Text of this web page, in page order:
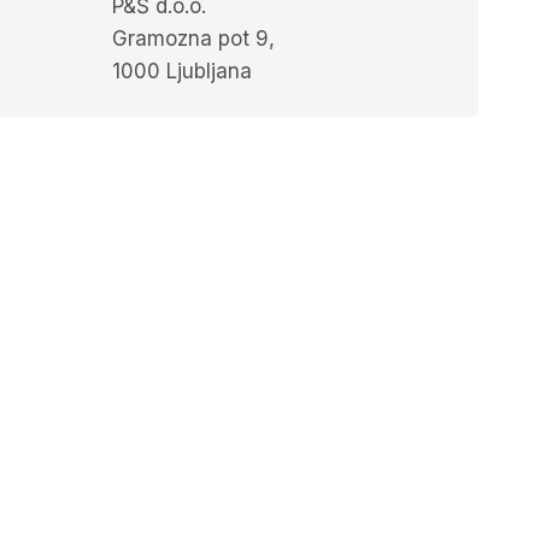
P&Š d.o.o.
Gramozna pot 9,
1000 Ljubljana